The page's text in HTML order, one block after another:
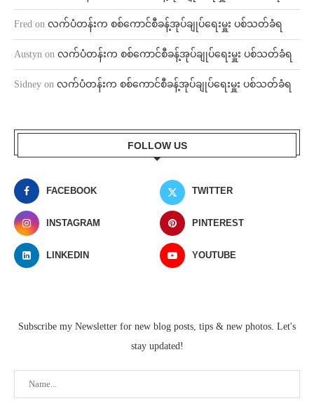
Fred on လက်ပံတန်းက စစ်ကောင်စီခန့်အုပ်ချုပ်ရေးမှူး ပစ်သတ်ခံရ
Austyn on လက်ပံတန်းက စစ်ကောင်စီခန့်အုပ်ချုပ်ရေးမှူး ပစ်သတ်ခံရ
Sidney on လက်ပံတန်းက စစ်ကောင်စီခန့်အုပ်ချုပ်ရေးမှူး ပစ်သတ်ခံရ
FOLLOW US
FACEBOOK TWITTER
INSTAGRAM PINTEREST
LINKEDIN YOUTUBE
Subscribe my Newsletter for new blog posts, tips & new photos. Let's
stay updated!